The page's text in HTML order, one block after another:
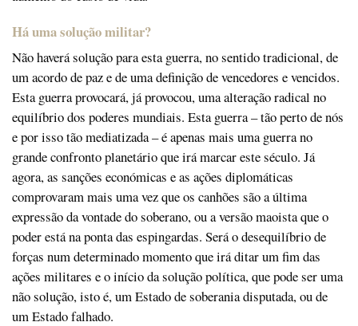
Há uma solução militar?
Não haverá solução para esta guerra, no sentido tradicional, de
um acordo de paz e de uma definição de vencedores e vencidos.
Esta guerra provocará, já provocou, uma alteração radical no
equilíbrio dos poderes mundiais. Esta guerra – tão perto de nós
e por isso tão mediatizada – é apenas mais uma guerra no
grande confronto planetário que irá marcar este século. Já
agora, as sanções económicas e as ações diplomáticas
comprovaram mais uma vez que os canhões são a última
expressão da vontade do soberano, ou a versão maoista que o
poder está na ponta das espingardas. Será o desequilíbrio de
forças num determinado momento que irá ditar um fim das
ações militares e o início da solução política, que pode ser uma
não solução, isto é, um Estado de soberania disputada, ou de
um Estado falhado.